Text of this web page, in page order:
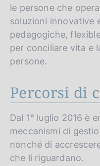
le persone che
soluzioni innovative
pedagogiche,
per conciliare vita e
persone.
Percorsi di
Dal 1° luglio 2016 è
meccanismi di
nonché di
che li riguardano.